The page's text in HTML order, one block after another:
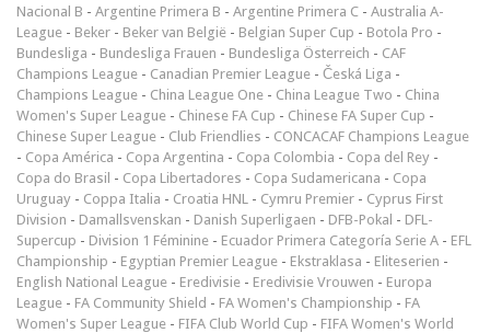
Nacional B - Argentine Primera B - Argentine Primera C - Australia A-
League - Beker - Beker van België - Belgian Super Cup - Botola Pro -
Bundesliga - Bundesliga Frauen - Bundesliga Österreich - CAF
Champions League - Canadian Premier League - Česká Liga -
Champions League - China League One - China League Two - China
Women's Super League - Chinese FA Cup - Chinese FA Super Cup -
Chinese Super League - Club Friendlies - CONCACAF Champions League
- Copa América - Copa Argentina - Copa Colombia - Copa del Rey -
Copa do Brasil - Copa Libertadores - Copa Sudamericana - Copa
Uruguay - Coppa Italia - Croatia HNL - Cymru Premier - Cyprus First
Division - Damallsvenskan - Danish Superligaen - DFB-Pokal - DFL-
Supercup - Division 1 Féminine - Ecuador Primera Categoría Serie A - EFL
Championship - Egyptian Premier League - Ekstraklasa - Eliteserien -
English National League - Eredivisie - Eredivisie Vrouwen - Europa
League - FA Community Shield - FA Women's Championship - FA
Women's Super League - FIFA Club World Cup - FIFA Women's World